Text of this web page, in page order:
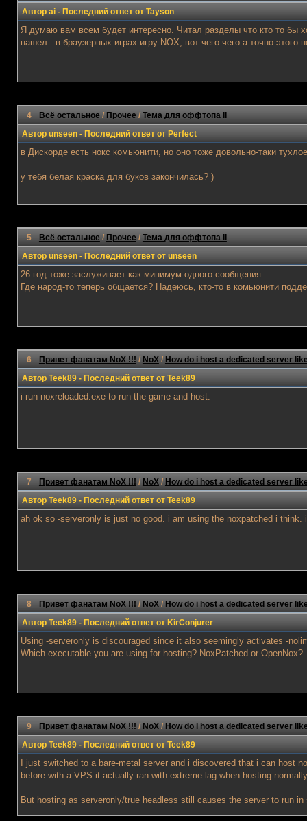
Автор ai- Последний ответ от Tayson
Я думаю вам всем будет интересно. Читал разделы что кто то бы
нашел.. в браузерных играх игру NOX, вот чего чего а точно этого
4 Всё остальное/Прочее/Тема для оффтопа II
Автор unseen- Последний ответ от Perfect
в Дискорде есть нокс комьюнити, но оно тоже довольно-таки
у тебя белая краска для буков закончилась? )
5 Всё остальное/Прочее/Тема для оффтопа II
Автор unseen- Последний ответ от unseen
26 год тоже заслуживает как минимум одного сообщения.
Где народ-то теперь общается? Надеюсь, кто-то в комьюнити
6 Привет фанатам NoX !!! /NoX/How do i host a dedicated server
Автор Teek89- Последний ответ от Teek89
i run noxreloaded.exe to run the game and host.
7 Привет фанатам NoX !!! /NoX/How do i host a dedicated server
Автор Teek89- Последний ответ от Teek89
ah ok so -serveronly is just no good. i am using the noxpatched i
8 Привет фанатам NoX !!! /NoX/How do i host a dedicated server
Автор Teek89- Последний ответ от KirConjurer
Using -serveronly is discouraged since it also seemingly activates -
Which executable you are using for hosting? NoxPatched or OpenNox?
9 Привет фанатам NoX !!! /NoX/How do i host a dedicated server
Автор Teek89- Последний ответ от Teek89
I just switched to a bare-metal server and i discovered that i can host
before with a VPS it actually ran with extreme lag when hosting
But hosting as serveronly/true headless still causes the server to run